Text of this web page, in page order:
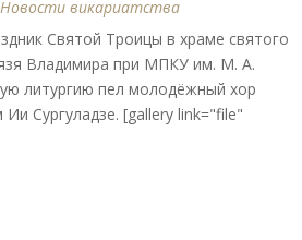
Новости викариатства
Святой Троицы в храме святого
Владимира при МПКУ им. М. А.
литургию пел молодёжный хор
Сургуладзе. [gallery link="file"